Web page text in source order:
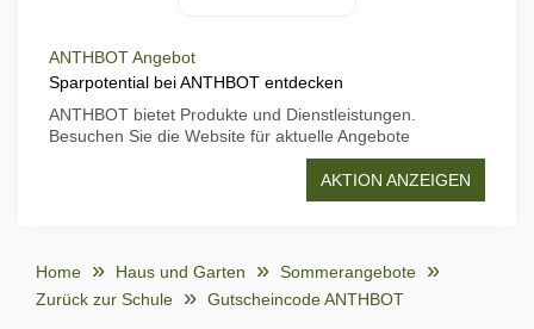
ANTHBOT Angebot
Sparpotential bei ANTHBOT entdecken
ANTHBOT bietet Produkte und Dienstleistungen.
Besuchen Sie die Website für aktuelle Angebote
AKTION ANZEIGEN
Home Haus und Garten
Sommerangebote
Zurück zur Schule
Gutscheincode ANTHBOT